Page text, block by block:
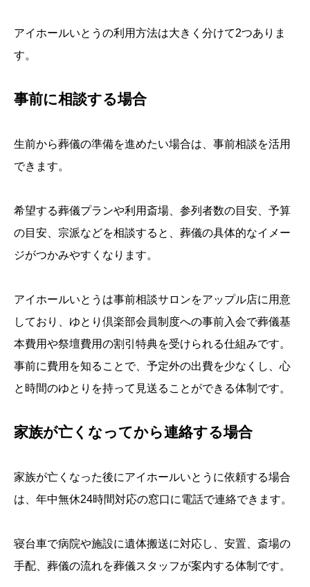
アイホールいとうの利用方法は大きく分けて2つありま
す。
事前に相談する場合
生前から葬儀の準備を進めたい場合は、事前相談を活用
できます。
希望する葬儀プランや利用斎場、参列者数の目安、予算
の目安、宗派などを相談すると、葬儀の具体的なイメー
ジがつかみやすくなります。
アイホールいとうは事前相談サロンをアップル店に用意
しており、ゆとり倶楽部会員制度への事前入会で葬儀基
本費用や祭壇費用の割引特典を受けられる仕組みです。
事前に費用を知ることで、予定外の出費を少なくし、心
と時間のゆとりを持って見送ることができる体制です。
家族が亡くなってから連絡する場合
家族が亡くなった後にアイホールいとうに依頼する場合
は、年中無休24時間対応の窓口に電話で連絡できます。
寝台車で病院や施設に遺体搬送に対応し、安置、斎場の
手配、葬儀の流れを葬儀スタッフが案内する体制です。